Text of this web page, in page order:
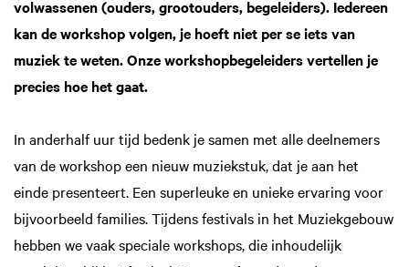
volwassenen (ouders, grootouders, begeleiders). Iedereen
kan de workshop volgen, je hoeft niet per se iets van
muziek te weten. Onze workshopbegeleiders vertellen je
precies hoe het gaat.
In anderhalf uur tijd bedenk je samen met alle deelnemers
van de workshop een nieuw muziekstuk, dat je aan het
einde presenteert. Een superleuke en unieke ervaring voor
bijvoorbeeld families. Tijdens festivals in het Muziekgebouw
hebben we vaak speciale workshops, die inhoudelijk